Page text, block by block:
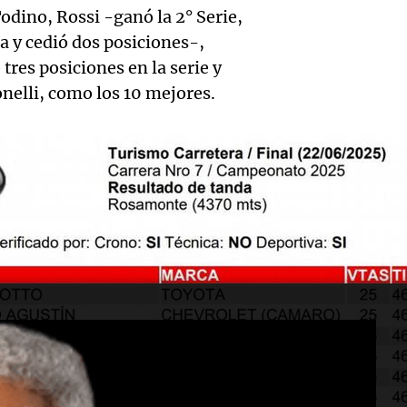
Rossi -ganó la 2° Serie,
y cedió dos posiciones-,
posiciones en la serie y
como los 10 mejores.
Episodios
partir
Noticias
más
que
Audio.